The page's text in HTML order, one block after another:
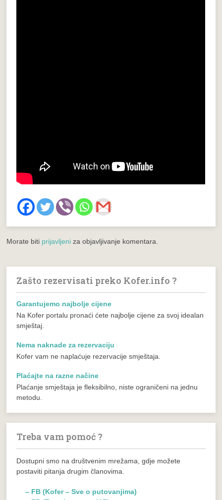
Morate biti prijavljeni za objavljivanje komentara.
Zašto rezervisati preko Kofer.info ?
Garantujemo najbolje cijene
Na Kofer portalu pronaći ćete najbolje cijene za svoj idealan
smještaj.
Nema naknade za rezervaciju
Kofer vam ne naplaćuje rezervacije smještaja.
Plaćajte na razne načine
Plaćanje smještaja je fleksibilno, niste ograničeni na jednu
metodu.
Treba vam pomoć ?
Dostupni smo na društvenim mrežama, gdje možete
postaviti pitanja drugim članovima.
– FB (Kofer – Sve o putovanjima)